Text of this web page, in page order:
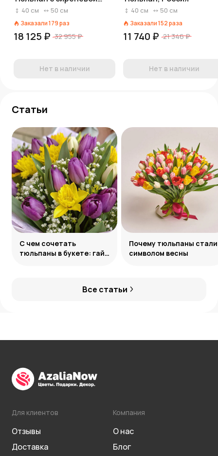
лентой, Россия
40 см 50 см
Заказали179раз
18 125 ₽ 32 955 ₽
Нет в наличии
40 см 50 см
Заказали152раза
11 740 ₽ 21 346 ₽
Нет в наличии
Статьи
Все статьи
С чем сочетать
тюльпаны в букете: гайд
Почему тюльпаны стали
символом весны
Для клиентов
Отзывы
Доставка
Компания
О нас
Блог